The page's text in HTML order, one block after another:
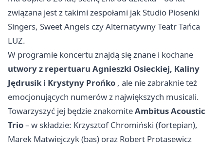
związana jest z takimi zespołami jak Studio Piosenki
Singers, Sweet Angels czy Alternatywny Teatr Tańca
LUZ.
W programie koncertu znajdą się znane i kochane
utwory z repertuaru Agnieszki Osieckiej, Kaliny
Jędrusik i Krystyny Prońko , ale nie zabraknie też
emocjonujących numerów z największych musicali.
Towarzyszyć jej będzie znakomiteAmbitus Acoustic
Trio– w składzie: Krzysztof Chromiński (fortepian),
Marek Matwiejczyk (bas) oraz Robert Protasewicz